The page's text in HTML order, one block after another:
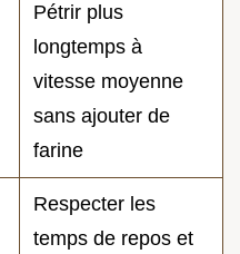
Pétrir plus
longtemps à
vitesse moyenne
sans ajouter de
farine
Respecter les
temps de repos et